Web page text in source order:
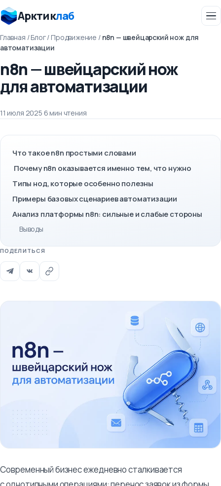
Арктиклаб
Главная /Блог/ Продвижение / n8n — швейцарский нож для
автоматизации
n8n — швейцарский нож
для автоматизации
11 июля 2025·6 мин чтения
Что такое n8n простыми словами
Почему n8n оказывается именно тем, что нужно
Типы нод, которые особенно полезны
Примеры базовых сценариев автоматизации
Анализ платформы n8n: сильные и слабые стороны
Выводы
ПОДЕЛИТЬСЯ
Современный бизнес ежедневно сталкивается